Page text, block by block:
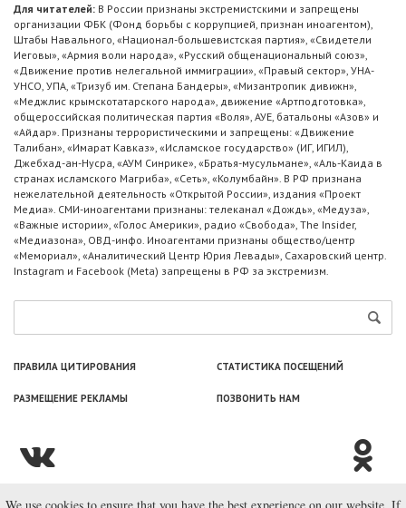
Для читателей: В России признаны экстремистскими и запрещены
организации ФБК (Фонд борьбы с коррупцией, признан иноагентом),
Штабы Навального, «Национал-большевистская партия», «Свидетели
Иеговы», «Армия воли народа», «Русский общенациональный союз»,
«Движение против нелегальной иммиграции», «Правый сектор», УНА-
УНСО, УПА, «Тризуб им. Степана Бандеры», «Мизантропик дивижн»,
«Меджлис крымскотатарского народа», движение «Артподготовка»,
общероссийская политическая партия «Воля», АУЕ, батальоны «Азов» и
«Айдар». Признаны террористическими и запрещены: «Движение
Талибан», «Имарат Кавказ», «Исламское государство» (ИГ, ИГИЛ),
Джебхад-ан-Нусра, «АУМ Синрике», «Братья-мусульмане», «Аль-Каида в
странах исламского Магриба», «Сеть», «Колумбайн». В РФ признана
нежелательной деятельность «Открытой России», издания «Проект
Медиа». СМИ-иноагентами признаны: телеканал «Дождь», «Медуза»,
«Важные истории», «Голос Америки», радио «Свобода», The Insider,
«Медиазона», ОВД-инфо. Иноагентами признаны общество/центр
«Мемориал», «Аналитический Центр Юрия Левады», Сахаровский центр.
Instagram и Facebook (Metа) запрещены в РФ за экстремизм.
ПРАВИЛА ЦИТИРОВАНИЯ СТАТИСТИКА ПОСЕЩЕНИЙ
РАЗМЕЩЕНИЕ РЕКЛАМЫ ПОЗВОНИТЬ НАМ
© ООО «Лаборатория Новоcтей», 2003—2026.